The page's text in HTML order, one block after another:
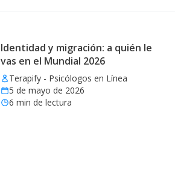
Identidad y migración: a quién le
vas en el Mundial 2026
Terapify - Psicólogos en Línea
5 de mayo de 2026
6 min de lectura